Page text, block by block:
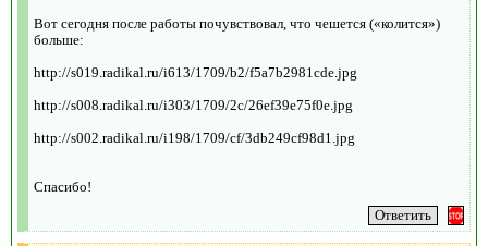
Вот сегодня после работы почувствовал, что чешется («колится»)
больше:
http://s019.radikal.ru/i613/1709/b2/f5a7b2981cde.jpg
http://s008.radikal.ru/i303/1709/2c/26ef39e75f0e.jpg
http://s002.radikal.ru/i198/1709/cf/3db249cf98d1.jpg
Спасибо!